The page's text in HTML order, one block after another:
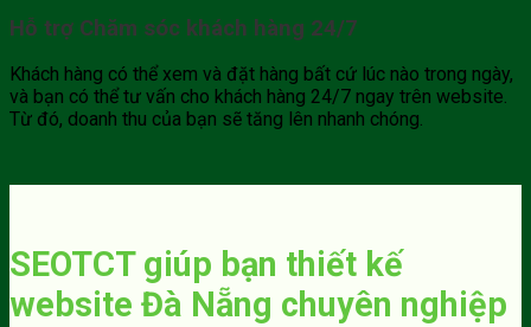
Hỗ trợ Chăm sóc khách hàng 24/7
Khách hàng có thể xem và đặt hàng bất cứ lúc nào trong ngày,
và bạn có thể tư vấn cho khách hàng 24/7 ngay trên website.
Từ đó, doanh thu của bạn sẽ tăng lên nhanh chóng.
SEOTCT giúp bạn thiết kế
website Đà Nẵng chuyên nghiệp